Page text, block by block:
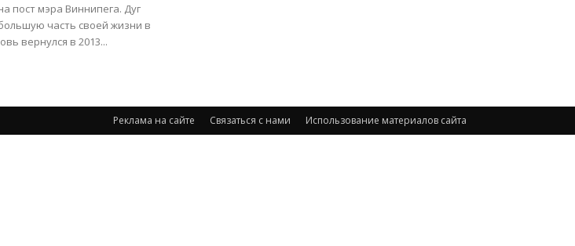
пост мэра Виннипега. Дуг
часть своей жизни в
вернулся в 2013...
Реклама на сайте Связаться с нами Использование материалов сайта